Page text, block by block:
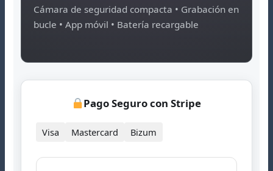
Cámara de seguridad compacta • Grabación en
bucle • App móvil • Batería recargable
Pago Seguro con Stripe
Visa Mastercard Bizum